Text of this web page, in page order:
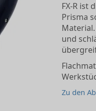
FX-R ist
Prisma
und
Zu den